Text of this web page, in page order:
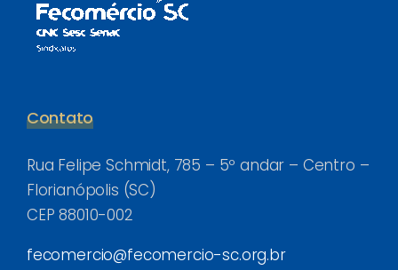
Contato
Rua Felipe Schmidt, 785 – 5º andar – Centro –
Florianópolis (SC)
CEP 88010-002
fecomercio@fecomercio-sc.org.br